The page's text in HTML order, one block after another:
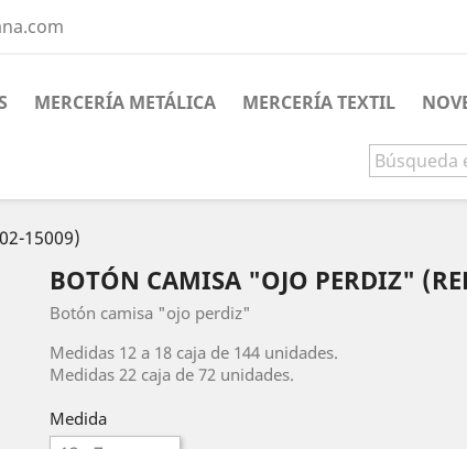
MERCERÍA METÁLICA MERCERÍA TEXTIL
15009)
BOTÓN CAMISA "OJO PERDIZ"
Botón camisa "ojo perdiz"
Medidas 12 a 18 caja de 144 unidades.
Medidas 22 caja de 72 unidades.
Medida